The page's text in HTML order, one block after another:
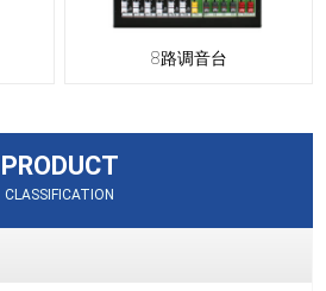
8路调音台
PRODUCT
CLASSIFICATION